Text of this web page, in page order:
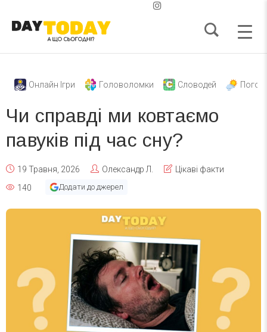
Онлайн Ігри Головоломки Словодей
Чи справді ми ковтаємо
павуків під час сну?
19 Травня, 2026 Олександр Л.
Цікаві факти
140
Додати до джерел